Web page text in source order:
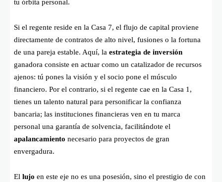
tu órbita personal.
Si el regente reside en la Casa 7, el flujo de capital proviene
directamente de contratos de alto nivel, fusiones o la fortuna
de una pareja estable. Aquí, la estrategia de inversión
ganadora consiste en actuar como un catalizador de recursos
ajenos: tú pones la visión y el socio pone el músculo
financiero. Por el contrario, si el regente cae en la Casa 1,
tienes un talento natural para personificar la confianza
bancaria; las instituciones financieras ven en tu marca
personal una garantía de solvencia, facilitándote el
apalancamiento necesario para proyectos de gran
envergadura.
El lujo en este eje no es una posesión, sino el prestigio de con